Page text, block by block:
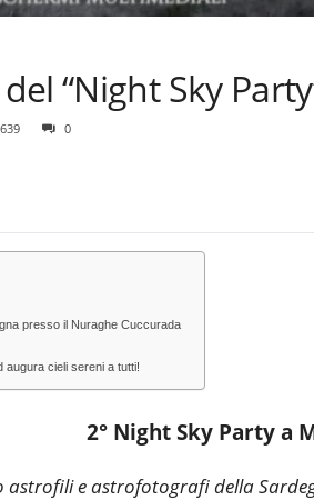
“Night Sky
0
presso il Nuraghe Cuccurada
cieli sereni a tutti!
2° Night Sky Party a
astrofili e astrofotografi della